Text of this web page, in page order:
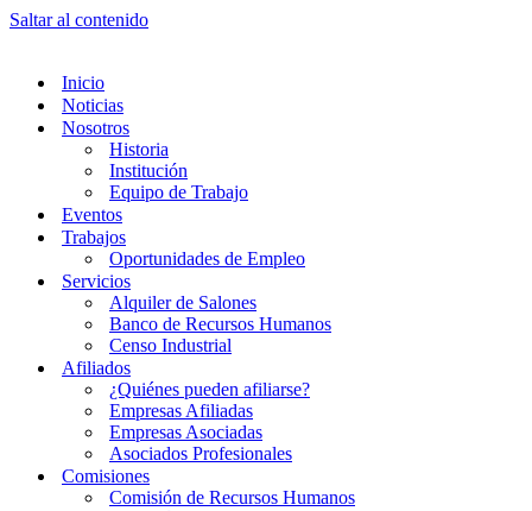
Saltar al contenido
Inicio
Noticias
Nosotros
Historia
Institución
Equipo de Trabajo
Eventos
Trabajos
Oportunidades de Empleo
Servicios
Alquiler de Salones
Banco de Recursos Humanos
Censo Industrial
Afiliados
¿Quiénes pueden afiliarse?
Empresas Afiliadas
Empresas Asociadas
Asociados Profesionales
Comisiones
Comisión de Recursos Humanos